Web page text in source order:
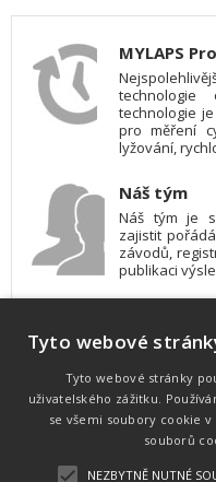
MYLAPS
technologie
technologie
pro měření
lyžování,
Náš tým
Náš tým je
zajistit
závodů,
publikaci
Pro měření,
používáme
online
obrazovky
webových
Tyto webové
Tyto webové stránky
uživatelského zážitku.
se všemi soubory cookie
souborů
NEZBYTNĚ NUTNÉ